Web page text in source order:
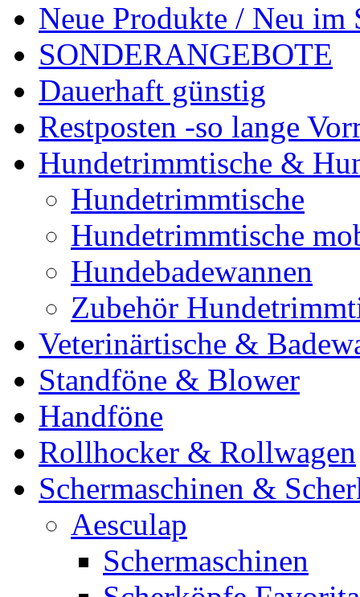
Neue Produkte / Neu im
SONDERANGEBOTE
Dauerhaft günstig
Restposten -so lange
Hundetrimmtische &
Hundetrimmtische
Hundetrimmtische
Hundebadewannen
Zubehör
Veterinärtische &
Standföne & Blower
Handföne
Rollhocker & Rollwagen
Schermaschinen &
Aesculap
Schermaschinen